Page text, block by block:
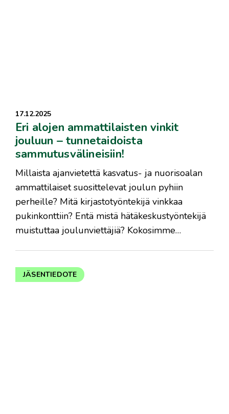
17.12.2025
Eri alojen ammattilaisten vinkit
jouluun – tunnetaidoista
sammutusvälineisiin!
Millaista ajanvietettä kasvatus- ja nuorisoalan
ammattilaiset suosittelevat joulun pyhiin
perheille? Mitä kirjastotyöntekijä vinkkaa
pukinkonttiin? Entä mistä hätäkeskustyöntekijä
muistuttaa joulunviettäjiä? Kokosimme…
JÄSENTIEDOTE